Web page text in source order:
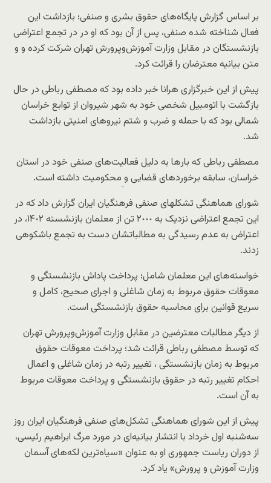
بر اساس گزارش پایگاه‌های حقوق بشری و صنفی؛ بازداشت این
فعال شناخته شده صنفی، پس از آن بود که او در در تجمع اعتراضی
بازنشستگان در مقابل وزارت آموزش‌وپرورش تهران شرکت کرده و و
متن بیانیه معترضان را قرائت کرد.
پیش از این خبرگزاری هرانا خبر داده بود که مصطفی رباطی در حال
بازگشت با اتومبیل شخصی خود به شهر شیروان از توابع خراسان
شمالی بود که با حمله و ضرب و شتم نیروهای امنیتی بازداشت
شد.
مصطفی رباطی که بارها به دلیل فعالیت‌های صنفی خود در استان
خراسان، سابقه برخورد‌های قضایی و محکومیت داشته است.
شورای هماهنگی تشکلهای صنفی فرهنگیان ایران گزارش داد که در
این تجمع اعتراضی نزدیک به ٢٠٠٠ تن از معلمان بازنشسته ١۴٠٢، در
اعتراض به عدم رسیدگی به مطالباتشان دست به تجمع باشکوهی
زدند.
خواسته‌های این معلمان شامل؛ پرداخت پاداش بازنشستگی و
معوقات حقوق مربوط به زمان شاغلی و اجرای صحیح، کامل و
سریع قوانین برای محاسبه حقوق بازنشستگی است.
از دیگر مطالبات معترضین در مقابل وزارت آموزش‌وپرورش تهران
که توسط مصطفی رباطی قرائت شد؛ پرداخت معوقات حقوق
مربوط به زمان بازنشستگی ، تغییر رتبه در زمان شاغلی و اعمال
احکام تغییر رتبه در حقوق بازنشستگی و پرداخت معوقات مربوط
به آن است.
پیش از این شورای هماهنگی تشکل‌های صنفی فرهنگیان ایران روز
سه‌شنبه اول خرداد با انتشار بیانیه‌ای در مورد مرگ ابراهیم رئیسی،
از دوران ریاست جمهوری‌ او به عنوان «سیاه‌ترین لکه‌های آسمان
وزارت آموزش و پرورش» یاد کرد.